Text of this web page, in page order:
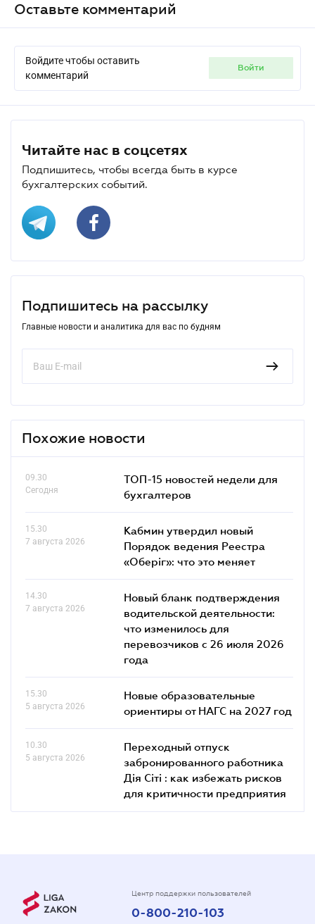
Оставьте комментарий
Войдите чтобы оставить
комментарий
войти
Читайте нас в соцсетях
Подпишитесь, чтобы всегда быть в курсе
бухгалтерских событий.
Подпишитесь на рассылку
Главные новости и аналитика для вас по будням
Похожие новости
09.30
Сегодня
ТОП-15 новостей недели для
бухгалтеров
15.30
7 августа 2026
Кабмин утвердил новый
Порядок ведения Реестра
«Оберіг»: что это меняет
14.30
7 августа 2026
Новый бланк подтверждения
водительской деятельности:
что изменилось для
перевозчиков с 26 июля 2026
года
15.30
5 августа 2026
Новые образовательные
ориентиры от НАГС на 2027 год
10.30
5 августа 2026
Переходный отпуск
забронированного работника
Дія Сіті : как избежать рисков
для критичности предприятия
Центр поддержки пользователей
0-800-210-103